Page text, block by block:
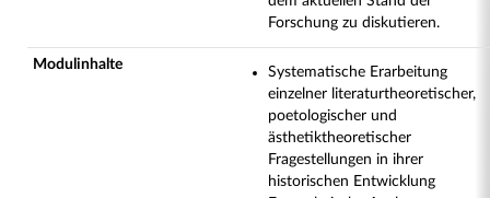
Forschung zu diskutieren.
Modulinhalte
Systematische Erarbeitung
einzelner literaturtheoretischer,
poetologischer und
ästhetiktheoretischer
Fragestellungen in ihrer
historischen Entwicklung